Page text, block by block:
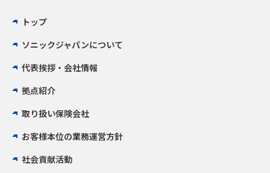
トップ
ソニックジャパンについて
代表挨拶・会社情報
拠点紹介
取り扱い保険会社
お客様本位の業務運営方針
社会貢献活動